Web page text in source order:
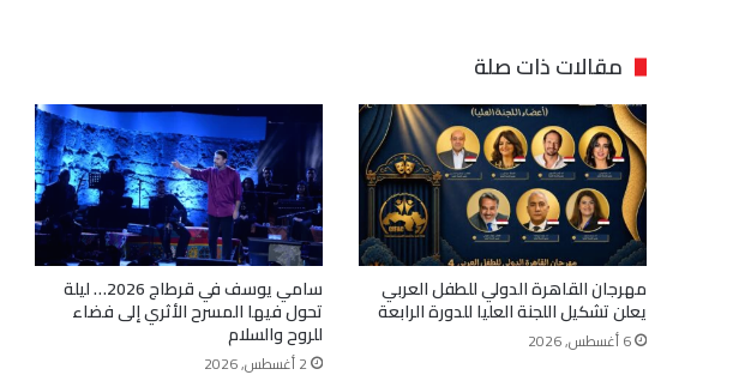
مقالات ذات صلة
مهرجان القاهرة الدولي للطفل العربي
يعلن تشكيل اللجنة العليا للدورة الرابعة
6 أغسطس, 2026
سامي يوسف في قرطاج 2026… ليلة
تحول فيها المسرح الأثري إلى فضاء
للروح والسلام
2 أغسطس, 2026